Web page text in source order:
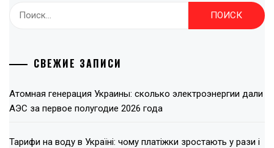
Найти:
СВЕЖИЕ ЗАПИСИ
Атомная генерация Украины: сколько электроэнергии дали
АЭС за первое полугодие 2026 года
Тарифи на воду в Україні: чому платіжки зростають у рази і